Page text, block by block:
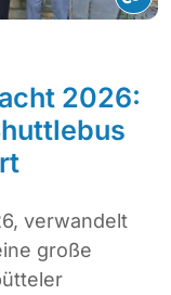
2026:
verwandelt
große